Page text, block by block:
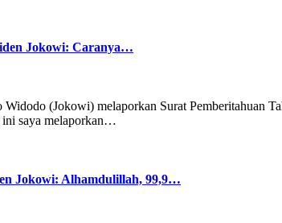
Jokowi: Caranya…
(Jokowi) melaporkan Surat Pemberitahuan
ini saya melaporkan…
Jokowi: Alhamdulillah, 99,9…